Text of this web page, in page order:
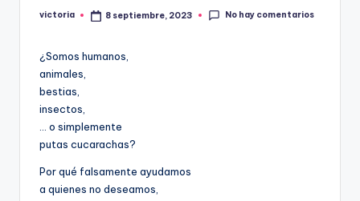
Publicado
victoria 8 septiembre, 2023 No hay comentarios
¿Somos humanos,
animales,
bestias,
insectos,
… o simplemente
putas cucarachas?
Por qué falsamente ayudamos
a quienes no deseamos,